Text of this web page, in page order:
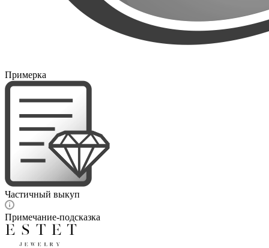
Примерка
Частичный выкуп
Примечание-подсказка